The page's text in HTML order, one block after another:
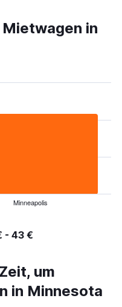
in
Minneapolis
- 43 €
um
in Minnesota